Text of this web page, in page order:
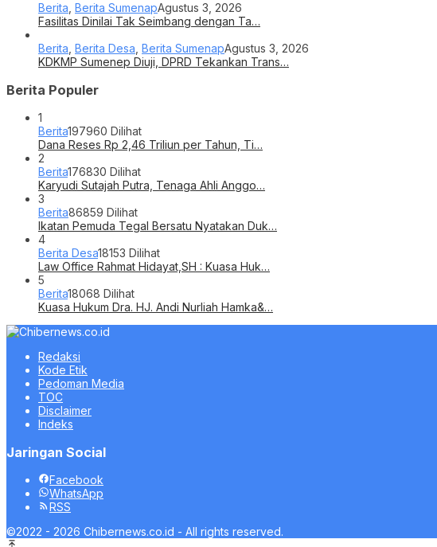
Berita Berita SumenapAgustus 3, 2026
Fasilitas Dinilai Tak Seimbang dengan Ta…
Berita Berita Desa Berita SumenapAgustus 3, 2026
KDKMP Sumenep Diuji, DPRD Tekankan Trans…
Berita Populer
1
Berita197960 Dilihat
Dana Reses Rp 2,46 Triliun per Tahun, Ti…
2
Berita176830 Dilihat
Karyudi Sutajah Putra, Tenaga Ahli Anggo…
3
Berita86859 Dilihat
Ikatan Pemuda Tegal Bersatu Nyatakan Duk…
4
Berita Desa18153 Dilihat
Law Office Rahmat Hidayat,SH : Kuasa Huk…
5
Berita18068 Dilihat
Kuasa Hukum Dra. HJ. Andi Nurliah Hamka&…
Redaksi
Kode Etik
Pedoman Media
TOC
Disclaimer
Indeks
Jaringan Social
Facebook
WhatsApp
RSS
©2022 - 2026 Chibernews.co.id - All rights reserved.